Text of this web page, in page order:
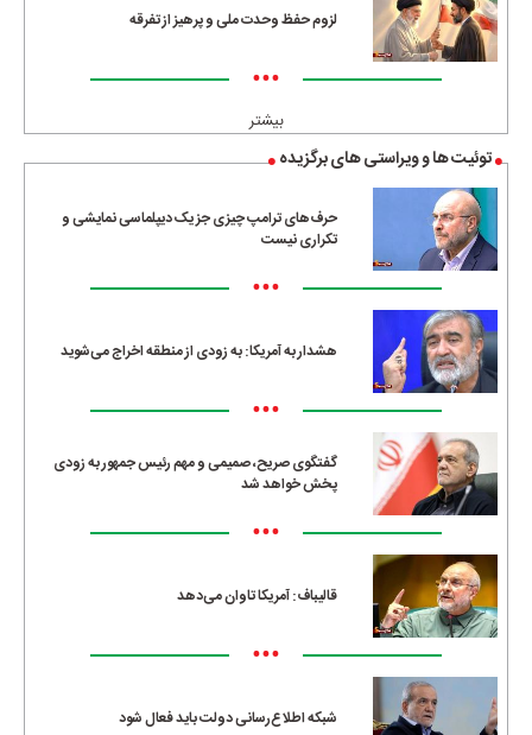
لزوم حفظ وحدت ملی و پرهیز از تفرقه
•••
بیشتر
توئیت ها و ویراستی های برگزیده
حرف‌های ترامپ چیزی جز یک دیپلماسی نمایشی و
تکراری نیست
•••
هشدار به آمریکا: به زودی از منطقه اخراج می‌شوید
•••
گفتگوی صریح، صمیمی و مهم رئیس جمهور به زودی
پخش خواهد شد
•••
قالیباف: آمریکا تاوان می‌دهد
•••
شبکه اطلاع‌رسانی دولت باید فعال شود